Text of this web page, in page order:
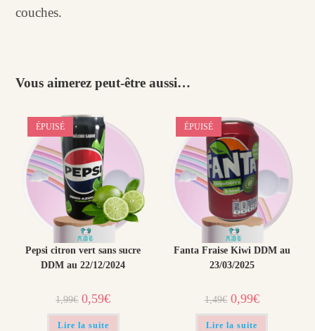
couches.
Vous aimerez peut-être aussi…
ÉPUISÉ
Pepsi citron vert sans sucre
DDM au 22/12/2024
1,99€ Le
prix
initial
était :
0,59€Le
prix
actuel
Lire la suite
ÉPUISÉ
Fanta Fraise Kiwi DDM au
23/03/2025
1,49€ Le
prix
initial
était :
0,99€Le
prix
actuel
Lire la suite